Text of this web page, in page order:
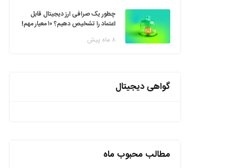
چطور یک صرافی ارز دیجیتال قابل
اعتماد را تشخیص دهیم؟ ۱۰ معیار مهم!
۸ ماه پیش
گواهی دیجیتال
مطالب محبوب ماه